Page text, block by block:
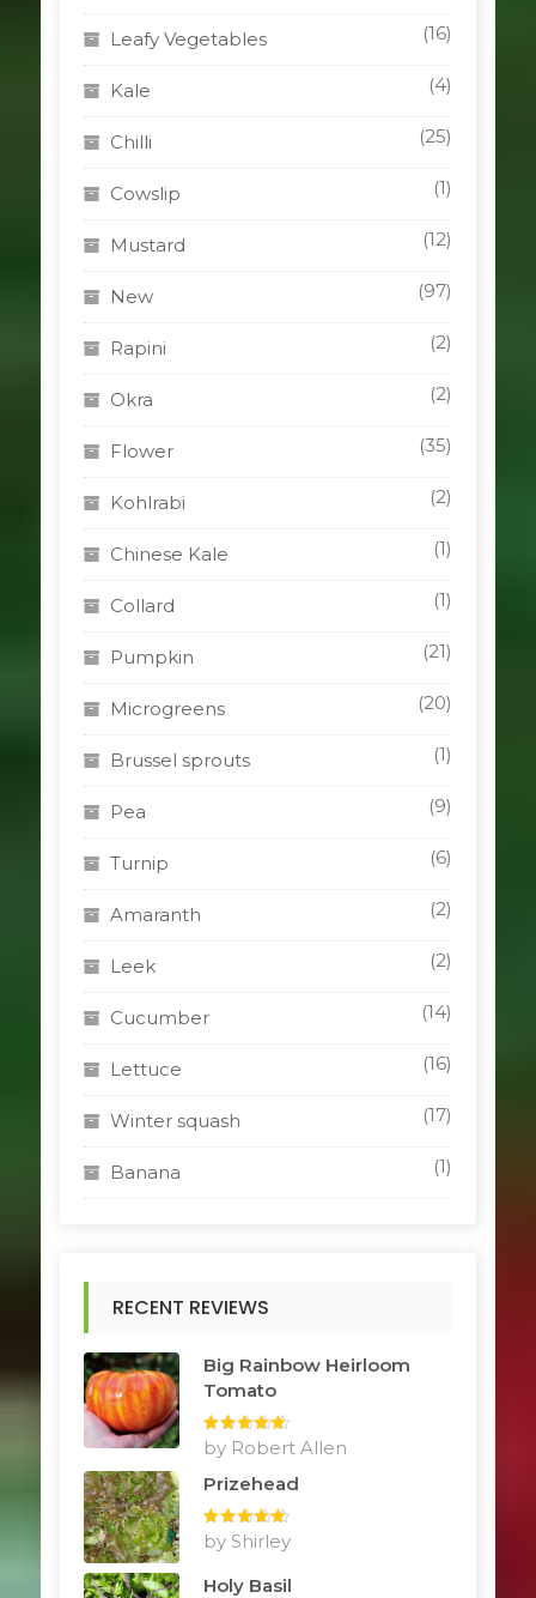
Leafy Vegetables (16)
Kale (4)
Chilli (25)
Cowslip (1)
Mustard (12)
New (97)
Rapini (2)
Okra (2)
Flower (35)
Kohlrabi (2)
Chinese Kale (1)
Collard (1)
Pumpkin (21)
Microgreens (20)
Brussel sprouts (1)
Pea (9)
Turnip (6)
Amaranth (2)
Leek (2)
Cucumber (14)
Lettuce (16)
Winter squash (17)
Banana (1)
RECENT REVIEWS
Big Rainbow Heirloom
Tomato
Rated5 out
of 5
by Robert Allen
Prizehead
Rated5 out
of 5
by Shirley
Holy Basil